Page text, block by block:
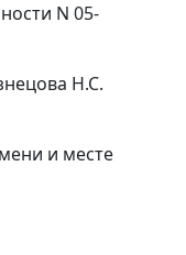
N 05-
Н.С.
и месте